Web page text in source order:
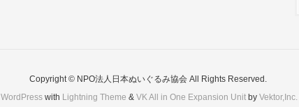
Copyright © NPO法人日本ぬいぐるみ協会 All Rights Reserved.
WordPress with Lightning Theme & VK All in One Expansion Unit by Vektor,Inc.